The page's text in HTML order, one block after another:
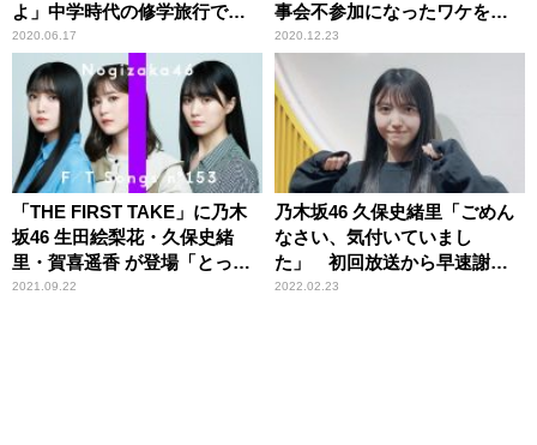
よ」中学時代の修学旅行で
の“サボり”を告白
2020.06.17
事会不参加になったワケを推
測「調べたんじゃないか
な？」
2020.12.23
「THE FIRST TAKE」に乃木
坂46 生田絵梨花・久保史緒
里・賀喜遥香 が登場「とって
も歌うことが好きな三人で、
2021.09.22
乃木坂46 久保史緒里「ごめん
なさい、気付いていまし
た」 初回放送から早速謝罪
したわけ
2022.02.23